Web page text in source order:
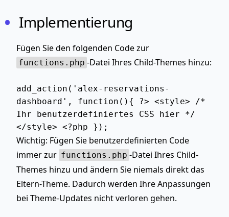
Implementierung
Fügen Sie den folgenden Code zur
functions.php -Datei Ihres Child-Themes hinzu:
add_action('alex-reservations-
dashboard', function(){ ?> <style> /*
Ihr benutzerdefiniertes CSS hier */
</style> <?php });
Wichtig: Fügen Sie benutzerdefinierten Code
immer zur functions.php -Datei Ihres Child-
Themes hinzu und ändern Sie niemals direkt das
Eltern-Theme. Dadurch werden Ihre Anpassungen
bei Theme-Updates nicht verloren gehen.